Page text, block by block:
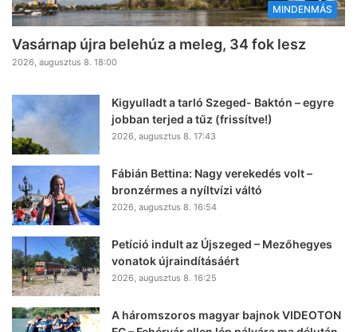
MINDENMÁS
Vasárnap újra belehúz a meleg, 34 fok lesz
2026, augusztus 8. 18:00
Kigyulladt a tarló Szeged- Baktón – egyre
jobban terjed a tűz (frissítve!)
2026, augusztus 8. 17:43
Fábián Bettina: Nagy verekedés volt –
bronzérmes a nyíltvízi váltó
2026, augusztus 8. 16:54
Petíció indult az Újszeged – Mezőhegyes
vonatok újraindításáért
2026, augusztus 8. 16:25
A háromszoros magyar bajnok VIDEOTON